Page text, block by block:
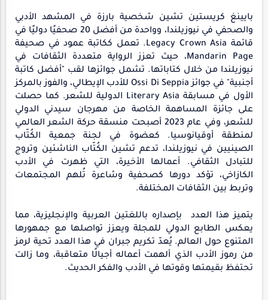
بايينغ كريستين تشين شخصية بارزة في المشهد الأدبي
والصحفي في نيوزيلندا، وواحدة من أفضل 20 صحفيًا دوليًا في
قائمة Legacy Crown Asia. تعمل ككاتبة عمود في صحيفة
Mandarin Page، حيث تعزز الرواية متعددة الثقافات في
نيوزيلندا من خلال كتاباتها. تشمل جوائزها لقب "أفضل كاتبة
أجنبية" في جوائز Ossi Di Seppia للأدب الإيطالي، والفوز بالمركز
الأول في مسابقة Literary Asia الدولية للشعر. كما حصلت
على جائزة المساهمة الخاصة من مهرجان سيدني الدولي
للشعر، وفي عام 2023 أصبحت منسقة حركة الشعر العالمي
لمنطقة أوقيانوسيا. كعضوة في لجنة جمعية الكُتّاب
الصينيين في نيوزيلندا، تدعم تشين الكُتّاب الناشئين وتروج
للتبادل الثقافي. أعمالها الأخيرة، التي ظهرت في الأدب
الكازاخي، تؤكد دورها كصحفية وشاعرة تُلهم المجتمعات
وتربط بين الثقافات المختلفة.
يتميز هذا العدد بإصداره باللغتين العربية والإنجليزية، مما
يعكس الطابع الدولي للمجلة ويعزز تواصلها مع جمهورها
المتنوع حول العالم. يُعدّ تكريم جبران في هذا العدد تحية لرمز
من رموز الأدب الذي ألهمت أعماله أجيالًا متعاقبة، وما زالت
تحتفظ بقيمتها وقوتها في الأدب والفكر الحديث.